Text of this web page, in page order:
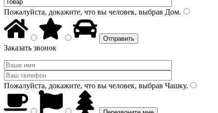
Пожалуйста, докажите, что вы человек, выбрав Дом.
Заказать звонок
Пожалуйста, докажите, что вы человек, выбрав Чашку.